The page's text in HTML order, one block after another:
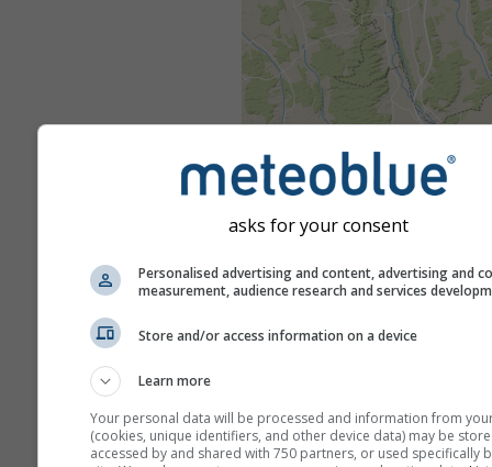
asks for your consent
Personalised advertising and content, advertising and
measurement, audience research and services
Store and/or access information on a device
Learn more
Your personal data will be processed and information from
(cookies, unique identifiers, and other device data) may be
accessed by and shared with 750 partners, or used specifically